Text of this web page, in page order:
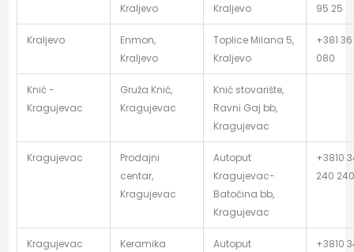
Kraljevo
Kraljevo
95 25
Kraljevo
Enmon,
Kraljevo
Toplice Milana 5,
Kraljevo
+381
080
Knić -
Kragujevac
Gruža Knić,
Kragujevac
Knić stovarište,
Ravni Gaj bb,
Kragujevac
Kragujevac
Prodajni
centar,
Kragujevac
Autoput
Kragujevac-
Batočina bb,
Kragujevac
+3810
240 240
Kragujevac
Keramika
Autoput
+3810